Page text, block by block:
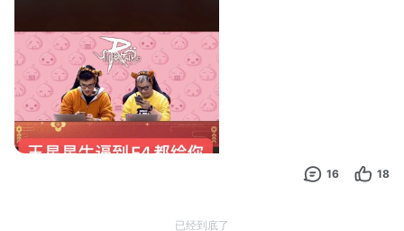
其次是犯下了贪欲之罪的柠，企图玩弄神的心智，妄想利用神的权
能，教唆王惺惺追涨杀跌，最终害神赔得血本无归，合卡的时候再
也贪不出MVP；
进而是犯下了懒惰之罪的K，原本一手辅助堪称国一水平，缺疏于练
习，沉醉于简单的1234，不久便把自己玩没了；
接着是犯下了暴食之罪的细，所谓良禽择木而栖，本来细可以安心
16 18
已经到底了